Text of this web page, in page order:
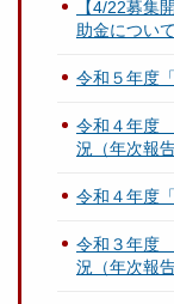
【4/22募集
助金について
令和５年度
令和４年度
況（年次報
令和４年度
令和３年度
況（年次報